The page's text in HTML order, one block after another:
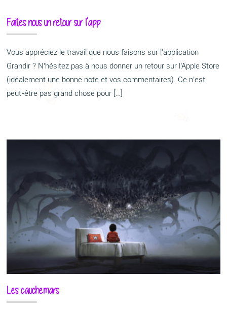
Faites nous un retour sur l’app
Vous appréciez le travail que nous faisons sur l’application
Grandir ? N’hésitez pas à nous donner un retour sur l’Apple Store
(idéalement une bonne note et vos commentaires). Ce n’est
peut-être pas grand chose pour […]
Les cauchemars